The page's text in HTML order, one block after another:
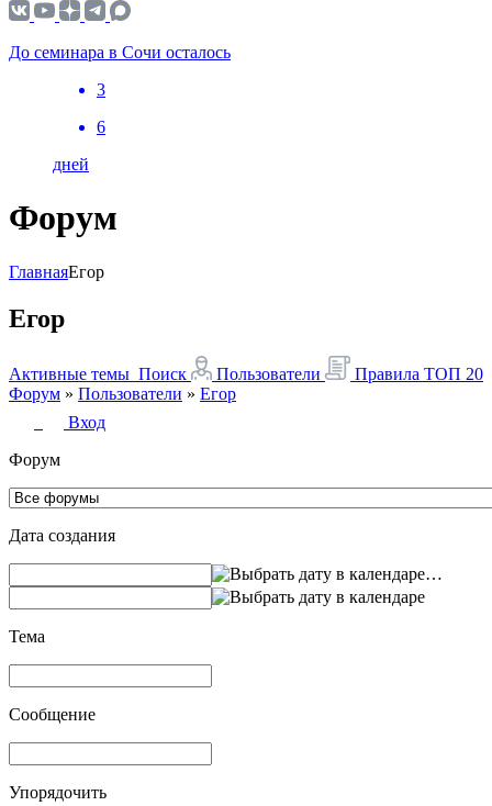
До семинара в Сочи осталось
3
6
дней
Форум
ГлавнаяЕгор
Егор
Активные темы Поиск Пользователи Правила ТОП 20
Форум » Пользователи » Егор
Вход
Форум
Дата создания
…
Тема
Сообщение
Упорядочить